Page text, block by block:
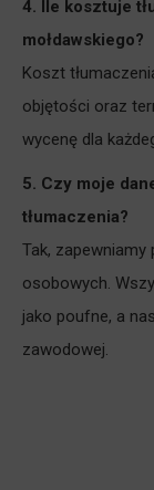
4. Ile kosztuje
mołdawskiego?
Koszt
objętości oraz
wycenę dla
5. Czy moje
tłumaczenia?
Tak, zapewniamy
osobowych.
jako poufne, a
zawodowej.